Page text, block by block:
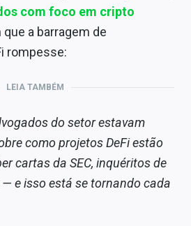
com foco em cripto
a barragem de
rompesse:
LEIA TAMBÉM
do setor estavam
como projetos DeFi estão
cartas da SEC, inquéritos de
e isso está se tornando cada